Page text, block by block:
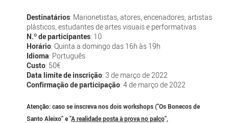
Destinatários: Marionetistas, atores, encenadores, artistas
plásticos, estudantes de artes visuais e performativas
N.º de participantes: 10
Horário: Quinta a domingo das 16h às 19h
Idioma: Português
Custo: 50€
Data limite de inscrição: 3 de março de 2022
Confirmação de participação: 4 de março de 2022
Atenção: caso se inscreva nos dois workshops ("Os Bonecos de
Santo Aleixo" e "A realidade posta à prova no palco",